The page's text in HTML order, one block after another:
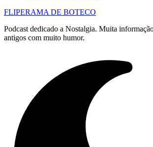
FLIPERAMA DE BOTECO
Podcast dedicado a Nostalgia. Muita
antigos com muito humor.